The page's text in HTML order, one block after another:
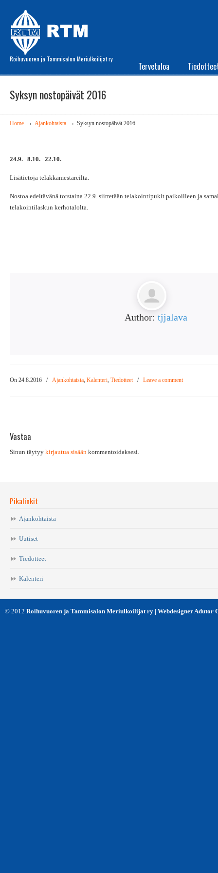
Roihuvuoren ja Tammisalon Meriulkoilijat ry
Tervetuloa
Syksyn nostopäivät 2016
Home → Ajankohtaista → Syksyn nostopäivät 2016
24.9. 8.10. 22.10.
Lisätietoja telakkamestareilta.
Nostoa edeltävänä torstaina 22.9. siirretään telakointipukit paikoilleen ja
telakointilaskun kerhotalolta.
Author: tjjalava
On 24.8.2016 / Ajankohtaista, Kalenteri, Tiedotteet / Leave a comment
Vastaa
Sinun täytyy kirjautua sisään kommentoidaksesi.
Pikalinkit
Ajankohtaista
Uutiset
Tiedotteet
Kalenteri
© 2012 Roihuvuoren ja Tammisalon Meriulkoilijat ry | Webdesigner Adutor